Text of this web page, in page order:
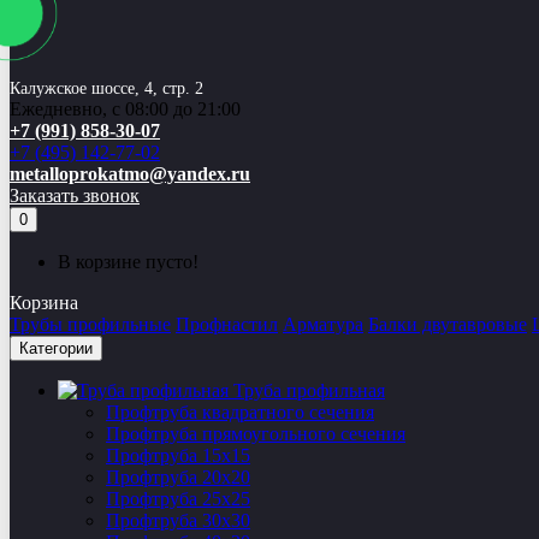
Калужское шоссе, 4, стр. 2
Ежедневно, с 08:00 до 21:00
+7 (991) 858-30-07
+7 (495) 142-77-02
metalloprokatmo@yandex.ru
Заказать звонок
0
В корзине пусто!
Корзина
Трубы профильные Профнастил Арматура Балки двутавровые
Категории
Труба профильная
Профтруба квадратного сечения
Профтруба прямоугольного сечения
Профтруба 15х15
Профтруба 20х20
Профтруба 25х25
Профтруба 30х30